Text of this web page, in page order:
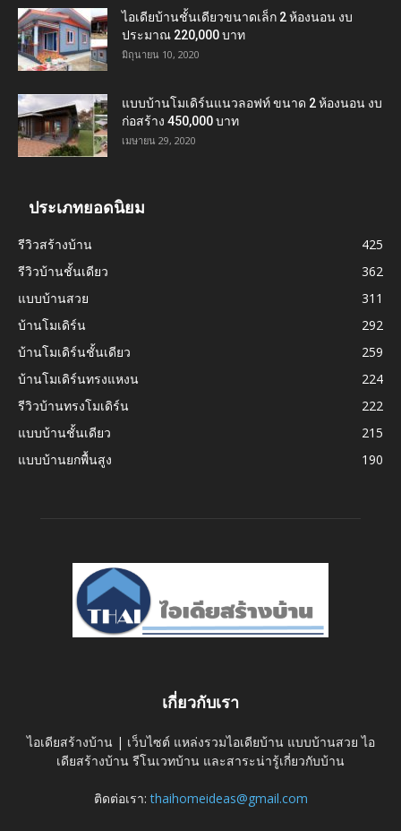
ไอเดียบ้านชั้นเดียวขนาดเล็ก 2 ห้องนอน งบ
ประมาณ 220,000 บาท
มิถุนายน 10, 2020
แบบบ้านโมเดิร์นแนวลอฟท์ ขนาด 2 ห้องนอน งบ
ก่อสร้าง 450,000 บาท
เมษายน 29, 2020
ประเภทยอดนิยม
รีวิวสร้างบ้าน
425
รีวิวบ้านชั้นเดียว
362
แบบบ้านสวย
311
บ้านโมเดิร์น
292
บ้านโมเดิร์นชั้นเดียว
259
บ้านโมเดิร์นทรงแหงน
224
รีวิวบ้านทรงโมเดิร์น
222
แบบบ้านชั้นเดียว
215
แบบบ้านยกพื้นสูง
190
เกี่ยวกับเรา
ไอเดียสร้างบ้าน | เว็บไซต์ แหล่งรวมไอเดียบ้าน แบบบ้านสวย ไอ
เดียสร้างบ้าน รีโนเวทบ้าน และสาระน่ารู้เกี่ยวกับบ้าน
ติดต่อเรา:thaihomeideas@gmail.com